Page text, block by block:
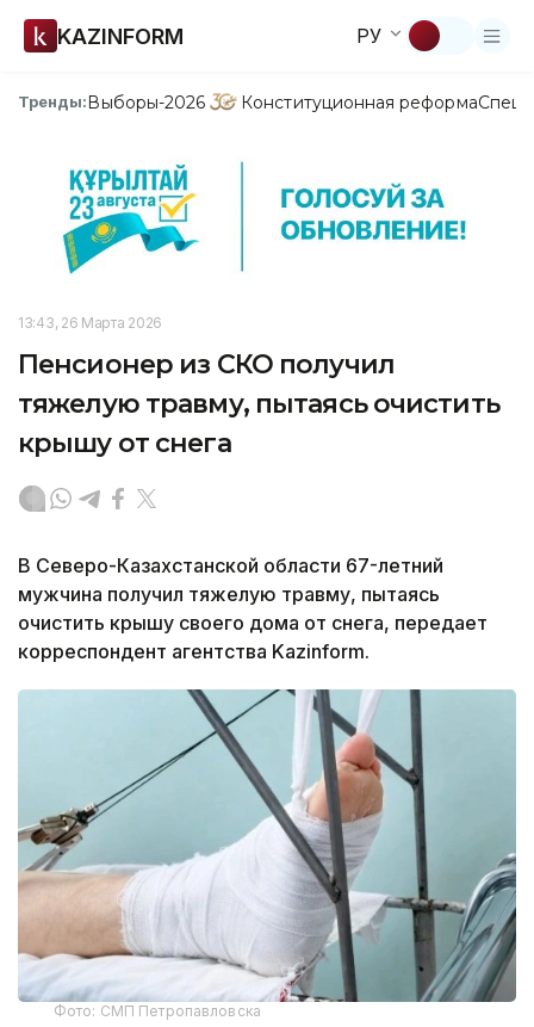
KAZINFORM РУ
Тренды:Выборы-2026 Конституционная реформа
13:43, 26 Марта 2026
Пенсионер из СКО получил
тяжелую травму, пытаясь очистить
крышу от снега
В Северо-Казахстанской области 67-летний
мужчина получил тяжелую травму, пытаясь
очистить крышу своего дома от снега, передает
корреспондент агентства Kazinform.
Фото: СМП Петропавловска